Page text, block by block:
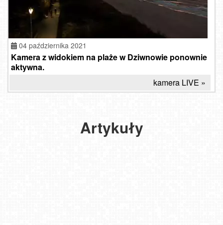
04 października 2021
Kamera z widokiem na plaże w Dziwnowie ponownie
aktywna.
kamera LIVE »
Artykuły
i kiedy
pojeździcie
nartach
w grudniu
2021
roku?